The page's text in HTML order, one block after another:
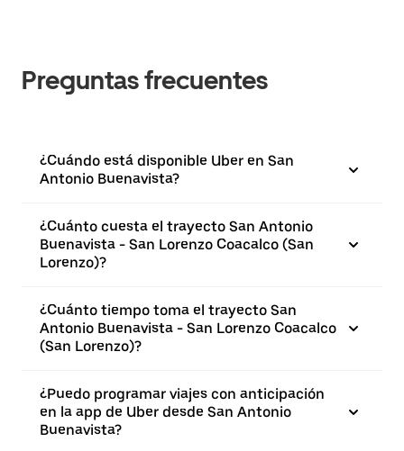
Preguntas frecuentes
¿Cuándo está disponible Uber en San
Antonio Buenavista?
¿Cuánto cuesta el trayecto San Antonio
Buenavista - San Lorenzo Coacalco (San
Lorenzo)?
¿Cuánto tiempo toma el trayecto San
Antonio Buenavista - San Lorenzo Coacalco
(San Lorenzo)?
¿Puedo programar viajes con anticipación
en la app de Uber desde San Antonio
Buenavista?